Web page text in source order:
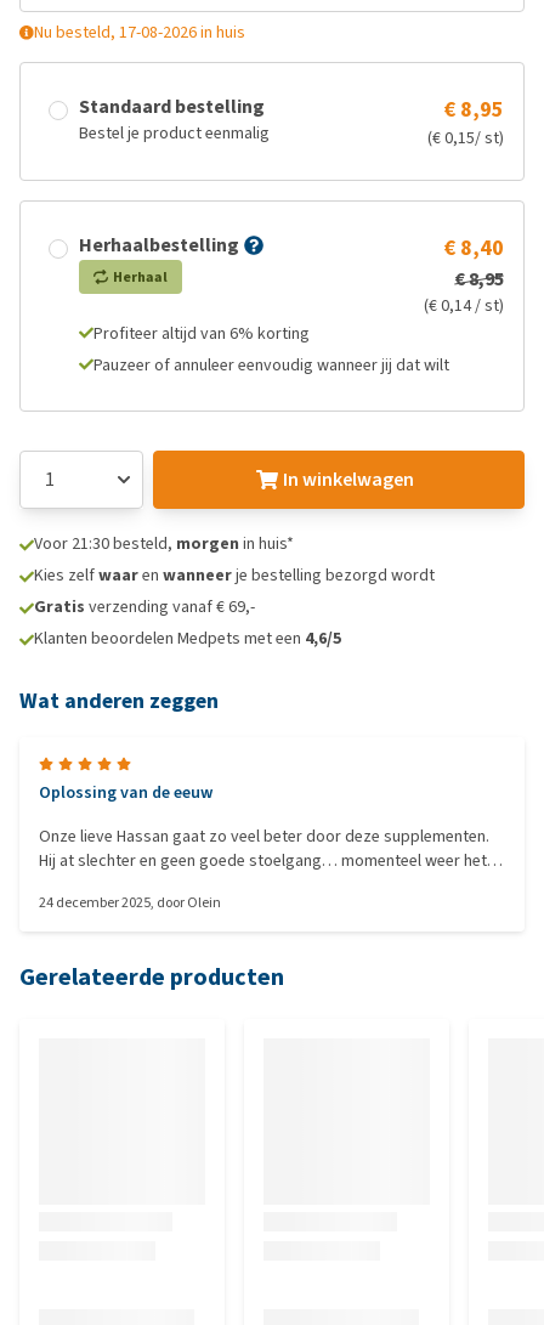
Nu besteld, 17-08-2026 in huis
Standaard bestelling
Bestel je product eenmalig
€ 8,95
(€ 0,15/ st)
Herhaalbestelling
Herhaal
€ 8,40
€ 8,95
(€ 0,14 / st)
Profiteer altijd van 6% korting
Pauzeer of annuleer eenvoudig wanneer jij dat wilt
In winkelwagen
Voor 21:30 besteld, morgen in huis*
Kies zelfwaaren wanneerje bestelling bezorgd wordt
Gratis verzending vanaf € 69,-
Klanten beoordelen Medpets met een 4,6/5
Wat anderen zeggen
Oplossing van de eeuw
Onze lieve Hassan gaat zo veel beter door deze supplementen.
Hij at slechter en geen goede stoelgang… momenteel weer het
24 december 2025, doorOlein
Gerelateerde producten